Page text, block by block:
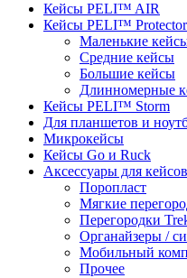
Кейсы PELI™ AIR
Кейсы PELI™ Protector
Маленькие
Средние кейсы
Большие кейсы
Длинномерные
Кейсы PELI™ Storm
Для планшетов и
Микрокейсы
Кейсы Go и Ruck
Аксессуары для кейсов
Поропласт
Мягкие
Перегородки
Органайзеры /
Мобильный
Прочее